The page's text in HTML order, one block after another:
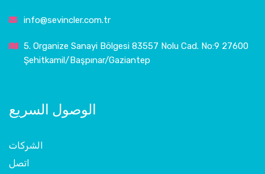
info@sevincler.com.tr
5. Organize Sanayi Bölgesi 83557 Nolu Cad. No:9 27600
Şehitkamil/Başpınar/Gaziantep
الوصول السريع
الشركات
اتصل